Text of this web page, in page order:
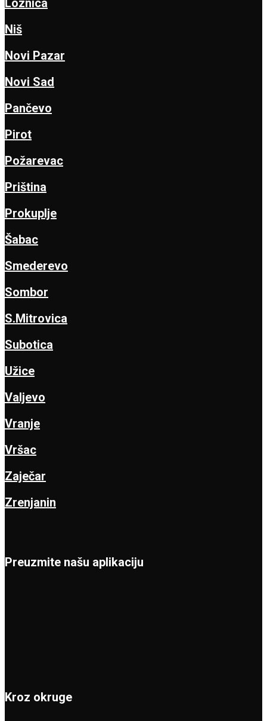
Loznica
Niš
Novi Pazar
Novi Sad
Pančevo
Pirot
Požarevac
Priština
Prokuplje
Šabac
Smederevo
Sombor
S.Mitrovica
Subotica
Užice
Valjevo
Vranje
Vršac
Zaječar
Zrenjanin
Preuzmite našu aplikaciju
Kroz okruge